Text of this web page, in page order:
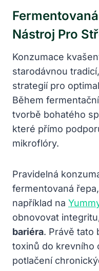
Nástroj Pro
Konzumace
starodávnou
strategií pro
Během
tvorbě bohatého
které přímo
mikroflóry.
Pravidelná
fermentovaná
například na
obnovovat
bariéra. Právě tato
toxinů do krevního
potlačení